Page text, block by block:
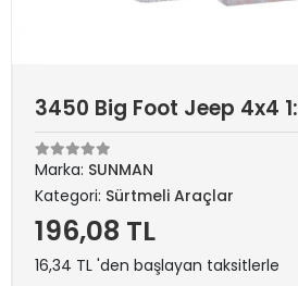
3450 Big Foot Jeep 4x4
Marka: SUNMAN
Kategori: Sürtmeli Araçlar
196,08 TL
16,34 TL 'den başlayan taksitlerle